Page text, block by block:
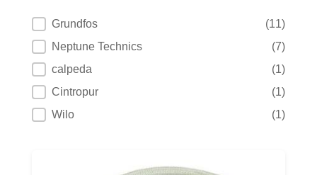
Par marque
Grundfos
(11)
Neptune Technics
(7)
calpeda
(1)
Cintropur
(1)
Wilo
(1)